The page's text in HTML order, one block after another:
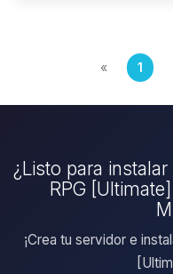
« 1
¿Listo para
RPG
¡Crea tu servidor e